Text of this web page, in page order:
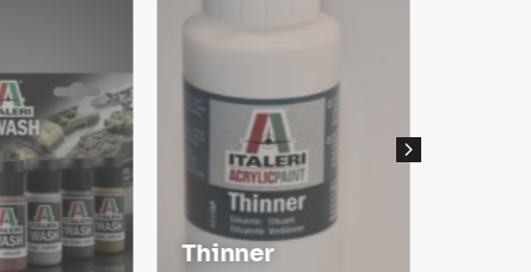
Thinner